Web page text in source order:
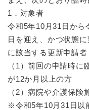
1．対象者
令和5年10月31日から
日を迎え、かつ状態
に該当する更新申請者
（1）前回の申請時
が12か月以上の方
（2）病院や介護保
※令和5年10月31日以